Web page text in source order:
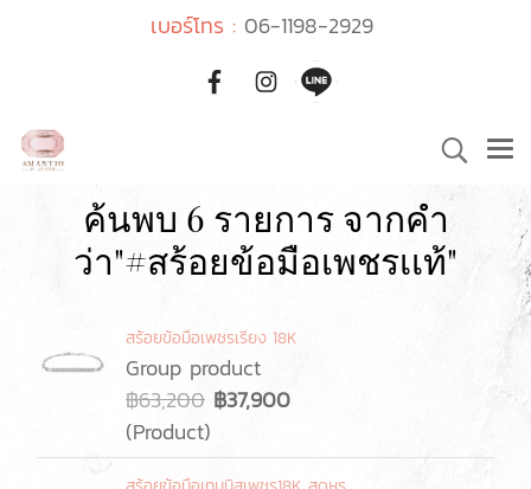
เบอร์โทร : 06-1198-2929
ค้นพบ 6 รายการ จากคำ
ว่า"#สร้อยข้อมือเพชรเเท้"
สร้อยข้อมือเพชรเรียง 18K
Group product
฿63,200 ฿37,900
(Product)